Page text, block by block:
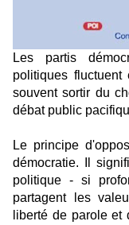
Les partis
politiques
souvent sortir du
débat public
Le principe
démocratie. Il
politique - si
partagent les
liberté de parole